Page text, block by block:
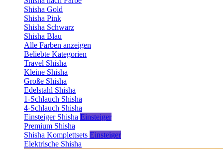
Shisha Gold
Shisha Pink
Shisha Schwarz
Shisha Blau
Alle Farben anzeigen
Beliebte Kategorien
Travel Shisha
Kleine Shisha
Große Shisha
Edelstahl Shisha
1-Schlauch Shisha
4-Schlauch Shisha
Einsteiger Shisha Einsteiger
Premium Shisha
Shisha Komplettsets Einsteiger
Elektrische Shisha